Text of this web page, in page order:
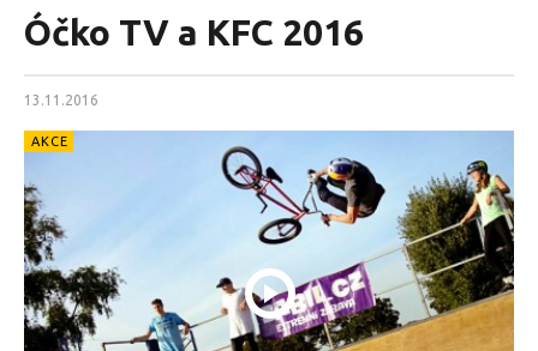
Óčko TV a KFC 2016
13.11.2016
AKCE